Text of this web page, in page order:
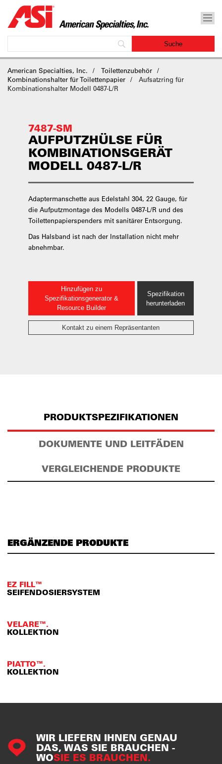
American Specialties, Inc.
Toilettenzubehör
Kombinationshalter für Toilettenpapier
Aufsatzring für
Kombinationshalter Modell 0487-L/R
7487-SM
AUFPUTZHÜLSE FÜR
KOMBINATIONSGERÄT
MODELL 0487-L/R
Adaptermanschette aus Edelstahl 304, 22 Gauge, für
die Aufputzmontage des Modells 0487-L/R und des
Toilettenpapierspenders mit sanitärer Entsorgung.
Das Halsband ist nach der Installation nicht mehr
abnehmbar.
Hinzufügen zu
Spezifikationsgenerator &
Resource Builder
Spezifikation
herunterladen
Kontakt zu einem Repräsentanten
PRODUKTSPEZIFIKATIONEN
DOKUMENTE UND LEITFÄDEN
VERGLEICHENDE PRODUKTE
ERGÄNZENDE PRODUKTE
EZ FILL™
SEIFENDOSIERSYSTEM
VELARE™.
KOLLEKTION
PIATTO™.
KOLLEKTION
WIR LIEFERN IHNEN GENAU
DAS, WAS SIE BRAUCHEN -
WOSIE ES BRAUCHEN.